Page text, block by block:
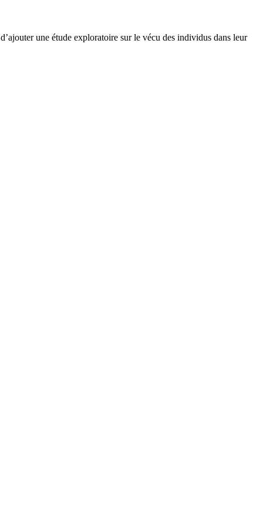
une étude exploratoire sur le vécu des individus dans leur